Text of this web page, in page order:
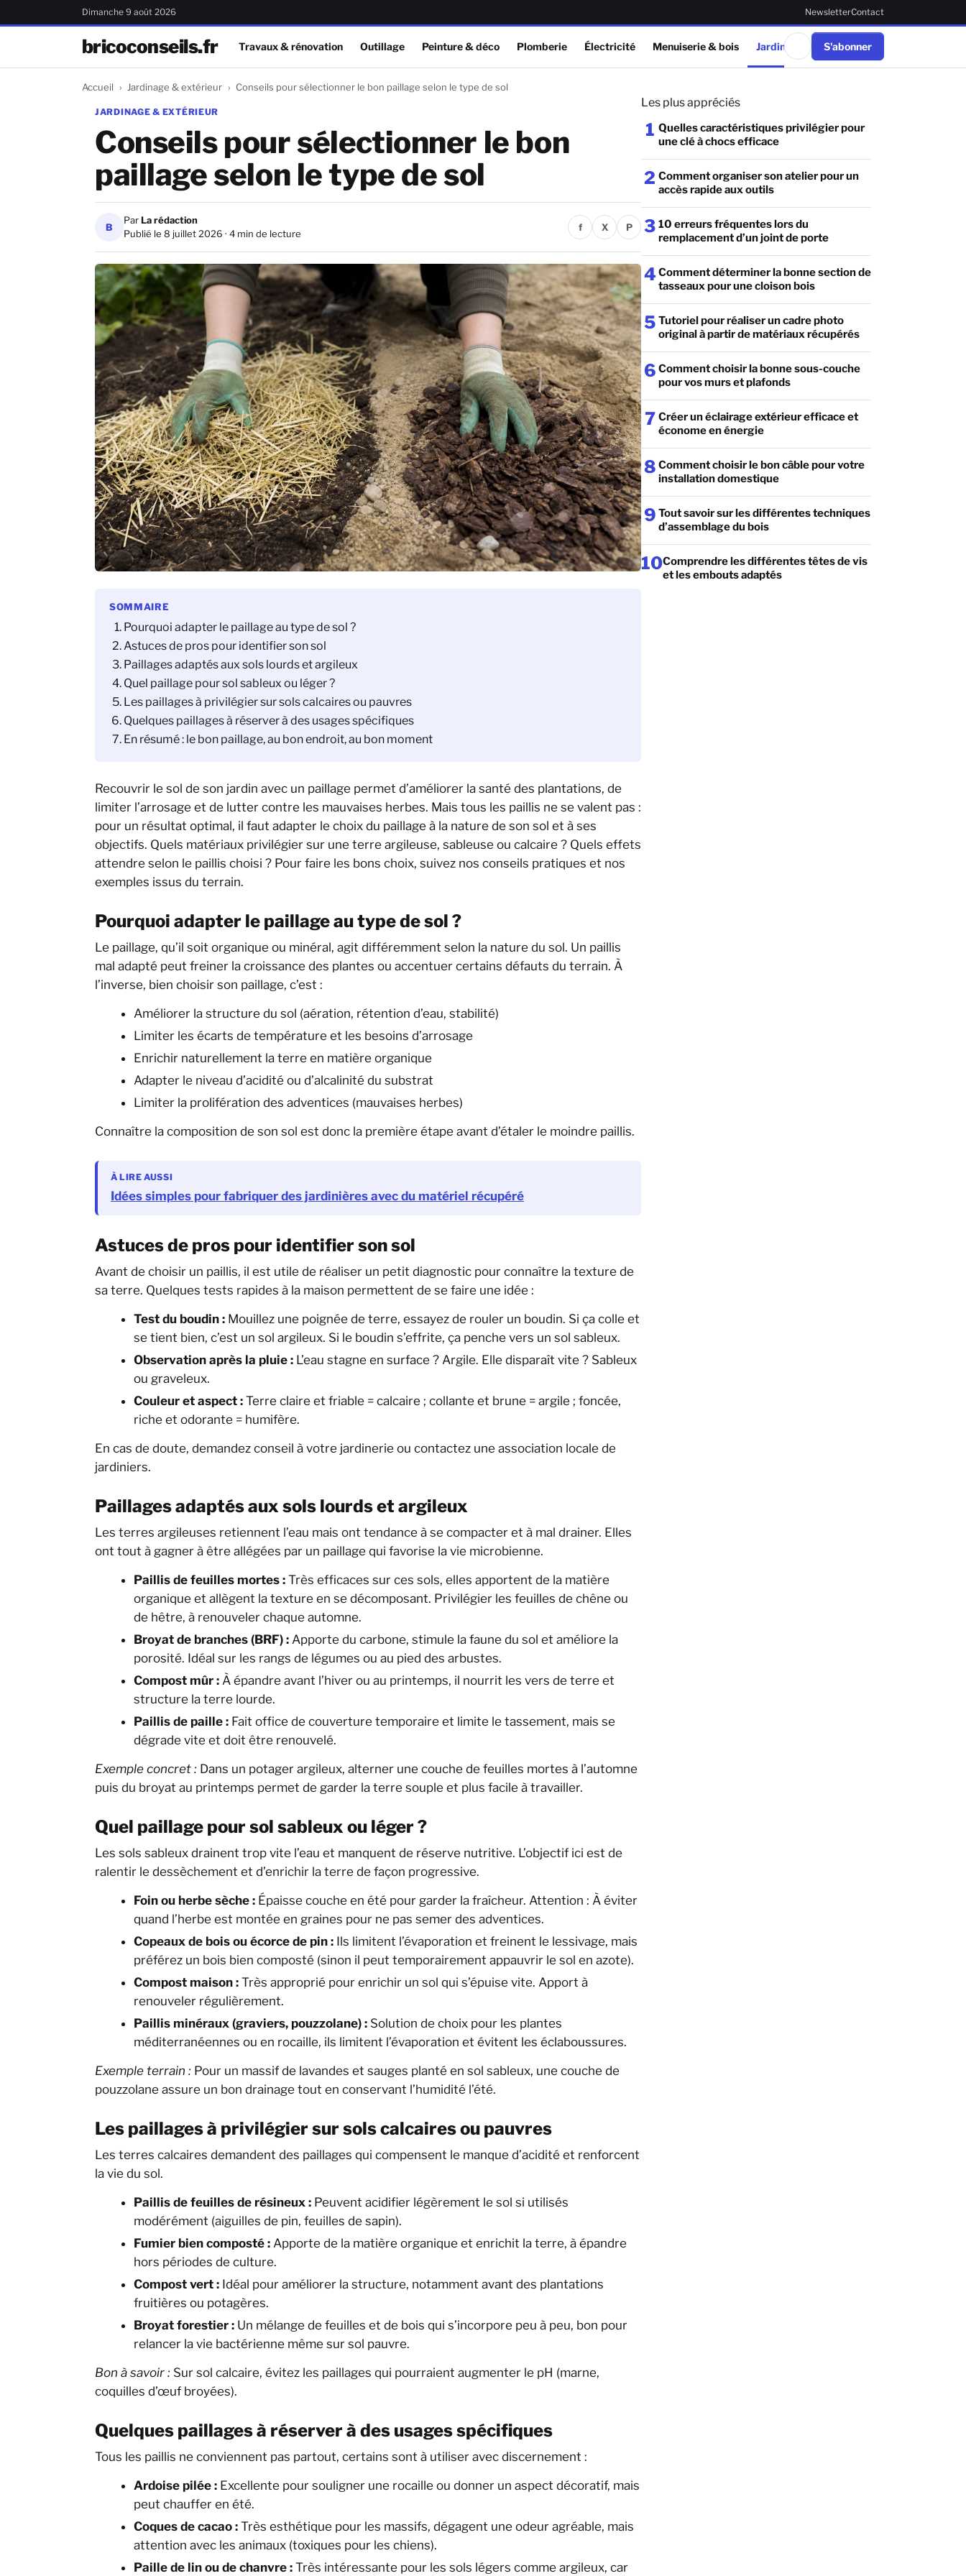
Dimanche 9 août 2026 NewsletterContact
bricoconseils.fr Travaux & rénovation Outillage Peinture & déco Plomberie Électricité Menuiserie & bois Jardinage & extérieur
S'abonner
Accueil Jardinage & extérieur Conseils pour sélectionner le bon paillage selon le type de sol
JARDINAGE & EXTÉRIEUR
Conseils pour sélectionner le bon
paillage selon le type de sol
B
Par La rédaction
Publié le 8 juillet 2026 · 4 min de lecture
f X P
SOMMAIRE
Pourquoi adapter le paillage au type de sol ?
Astuces de pros pour identifier son sol
Paillages adaptés aux sols lourds et argileux
Quel paillage pour sol sableux ou léger ?
Les paillages à privilégier sur sols calcaires ou pauvres
Quelques paillages à réserver à des usages spécifiques
En résumé : le bon paillage, au bon endroit, au bon moment
Recouvrir le sol de son jardin avec un paillage permet d’améliorer la santé des plantations, de
limiter l’arrosage et de lutter contre les mauvaises herbes. Mais tous les paillis ne se valent pas :
pour un résultat optimal, il faut adapter le choix du paillage à la nature de son sol et à ses
objectifs. Quels matériaux privilégier sur une terre argileuse, sableuse ou calcaire ? Quels effets
attendre selon le paillis choisi ? Pour faire les bons choix, suivez nos conseils pratiques et nos
exemples issus du terrain.
Pourquoi adapter le paillage au type de sol ?
Le paillage, qu’il soit organique ou minéral, agit différemment selon la nature du sol. Un paillis
mal adapté peut freiner la croissance des plantes ou accentuer certains défauts du terrain. À
l’inverse, bien choisir son paillage, c’est :
Améliorer la structure du sol (aération, rétention d’eau, stabilité)
Limiter les écarts de température et les besoins d’arrosage
Enrichir naturellement la terre en matière organique
Adapter le niveau d’acidité ou d’alcalinité du substrat
Limiter la prolifération des adventices (mauvaises herbes)
Connaître la composition de son sol est donc la première étape avant d’étaler le moindre paillis.
À LIRE AUSSI
Idées simples pour fabriquer des jardinières avec du matériel récupéré
Astuces de pros pour identifier son sol
Avant de choisir un paillis, il est utile de réaliser un petit diagnostic pour connaître la texture de
sa terre. Quelques tests rapides à la maison permettent de se faire une idée :
Test du boudin : Mouillez une poignée de terre, essayez de rouler un boudin. Si ça colle et
se tient bien, c’est un sol argileux. Si le boudin s’effrite, ça penche vers un sol sableux.
Observation après la pluie : L’eau stagne en surface ? Argile. Elle disparaît vite ? Sableux
ou graveleux.
Couleur et aspect : Terre claire et friable = calcaire ; collante et brune = argile ; foncée,
riche et odorante = humifère.
En cas de doute, demandez conseil à votre jardinerie ou contactez une association locale de
jardiniers.
Paillages adaptés aux sols lourds et argileux
Les terres argileuses retiennent l’eau mais ont tendance à se compacter et à mal drainer. Elles
ont tout à gagner à être allégées par un paillage qui favorise la vie microbienne.
Paillis de feuilles mortes : Très efficaces sur ces sols, elles apportent de la matière
organique et allègent la texture en se décomposant. Privilégier les feuilles de chêne ou
de hêtre, à renouveler chaque automne.
Broyat de branches (BRF) : Apporte du carbone, stimule la faune du sol et améliore la
porosité. Idéal sur les rangs de légumes ou au pied des arbustes.
Compost mûr : À épandre avant l’hiver ou au printemps, il nourrit les vers de terre et
structure la terre lourde.
Paillis de paille : Fait office de couverture temporaire et limite le tassement, mais se
dégrade vite et doit être renouvelé.
Exemple concret : Dans un potager argileux, alterner une couche de feuilles mortes à l’automne
puis du broyat au printemps permet de garder la terre souple et plus facile à travailler.
Quel paillage pour sol sableux ou léger ?
Les sols sableux drainent trop vite l’eau et manquent de réserve nutritive. L’objectif ici est de
ralentir le dessèchement et d’enrichir la terre de façon progressive.
Foin ou herbe sèche : Épaisse couche en été pour garder la fraîcheur. Attention : À éviter
quand l’herbe est montée en graines pour ne pas semer des adventices.
Copeaux de bois ou écorce de pin : Ils limitent l’évaporation et freinent le lessivage, mais
préférez un bois bien composté (sinon il peut temporairement appauvrir le sol en azote).
Compost maison : Très approprié pour enrichir un sol qui s’épuise vite. Apport à
renouveler régulièrement.
Paillis minéraux (graviers, pouzzolane) : Solution de choix pour les plantes
méditerranéennes ou en rocaille, ils limitent l’évaporation et évitent les éclaboussures.
Exemple terrain : Pour un massif de lavandes et sauges planté en sol sableux, une couche de
pouzzolane assure un bon drainage tout en conservant l’humidité l’été.
Les paillages à privilégier sur sols calcaires ou pauvres
Les terres calcaires demandent des paillages qui compensent le manque d’acidité et renforcent
la vie du sol.
Paillis de feuilles de résineux : Peuvent acidifier légèrement le sol si utilisés
modérément (aiguilles de pin, feuilles de sapin).
Fumier bien composté : Apporte de la matière organique et enrichit la terre, à épandre
hors périodes de culture.
Compost vert : Idéal pour améliorer la structure, notamment avant des plantations
fruitières ou potagères.
Broyat forestier : Un mélange de feuilles et de bois qui s’incorpore peu à peu, bon pour
relancer la vie bactérienne même sur sol pauvre.
Bon à savoir : Sur sol calcaire, évitez les paillages qui pourraient augmenter le pH (marne,
coquilles d’œuf broyées).
Quelques paillages à réserver à des usages spécifiques
Tous les paillis ne conviennent pas partout, certains sont à utiliser avec discernement :
Ardoise pilée : Excellente pour souligner une rocaille ou donner un aspect décoratif, mais
peut chauffer en été.
Coques de cacao : Très esthétique pour les massifs, dégagent une odeur agréable, mais
attention avec les animaux (toxiques pour les chiens).
Paille de lin ou de chanvre : Très intéressante pour les sols légers comme argileux, car
Les plus appréciés
1 Quelles caractéristiques privilégier pour
une clé à chocs efficace
2 Comment organiser son atelier pour un
accès rapide aux outils
3 10 erreurs fréquentes lors du
remplacement d’un joint de porte
4Comment déterminer la bonne section de
tasseaux pour une cloison bois
5 Tutoriel pour réaliser un cadre photo
original à partir de matériaux récupérés
6 Comment choisir la bonne sous-couche
pour vos murs et plafonds
7 Créer un éclairage extérieur efficace et
économe en énergie
8 Comment choisir le bon câble pour votre
installation domestique
9 Tout savoir sur les différentes techniques
d’assemblage du bois
10Comprendre les différentes têtes de vis
et les embouts adaptés